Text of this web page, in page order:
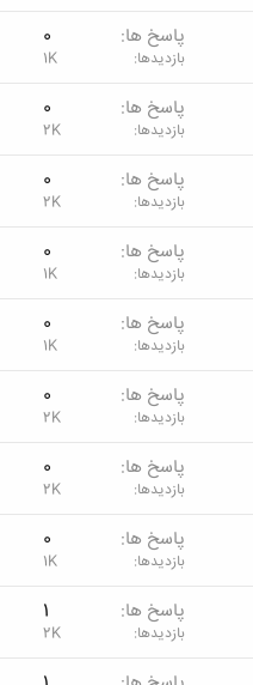
پاسخ ها 0
بازدیدها 1K
پاسخ ها 0
بازدیدها 2K
پاسخ ها 0
بازدیدها 2K
پاسخ ها 0
بازدیدها 1K
پاسخ ها 0
بازدیدها 1K
پاسخ ها 0
بازدیدها 2K
پاسخ ها 0
بازدیدها 2K
پاسخ ها 0
بازدیدها 1K
پاسخ ها 1
بازدیدها 2K